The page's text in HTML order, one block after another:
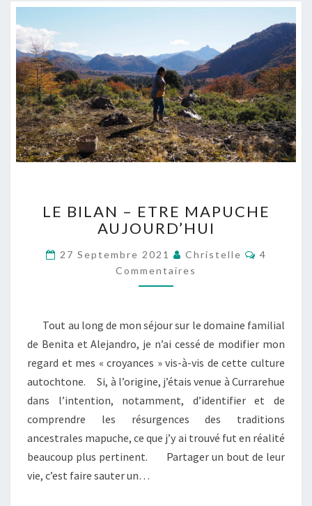
E
B
L
A
N
R
E
M
A
U
C
LE BILAN – ETRE MAPUCHE
AUJOURD’HUI
27 Septembre 2021 Christelle
C
O
A
R
S
4
Commentaires
Tout au long de mon séjour sur le domaine familial
de Benita et Alejandro, je n’ai cessé de modifier mon
regard et mes « croyances » vis-à-vis de cette culture
autochtone. Si, à l’origine, j’étais venue à Currarehue
dans l’intention, notamment, d’identifier et de
comprendre les résurgences des traditions
ancestrales mapuche, ce que j’y ai trouvé fut en réalité
beaucoup plus pertinent. Partager un bout de leur
vie, c’est faire sauter un…